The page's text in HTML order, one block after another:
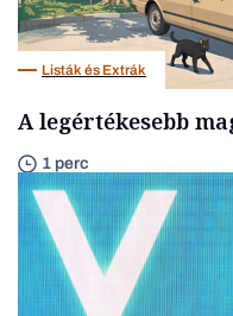
Listák és Extrák
A legértékesebb
1 perc